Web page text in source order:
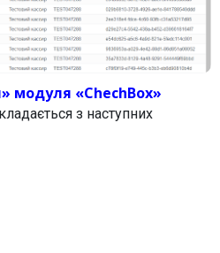
модуля «ChechBox»
з наступних